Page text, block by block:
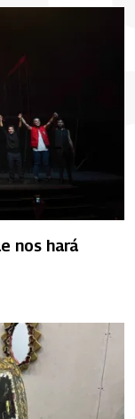
nos hará